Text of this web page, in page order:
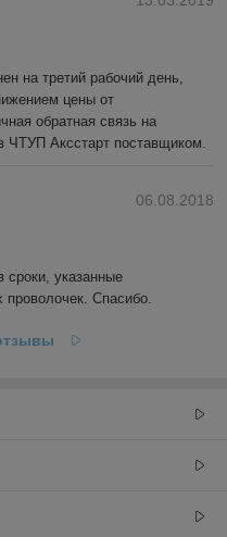
на третий рабочий день,
цены от
обратная связь на
Аксстарт поставщиком.
06.08.2018
сроки, указанные
Спасибо.